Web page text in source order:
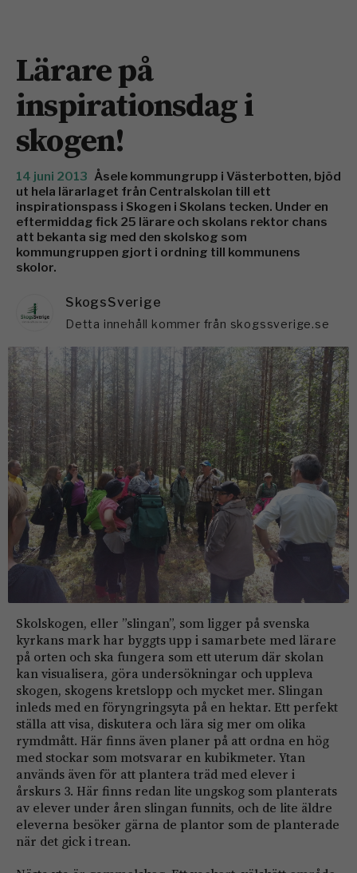
Lärare på
inspirationsdag i
skogen!
14 juni 2013 Åsele kommungrupp i Västerbotten, bjöd
ut hela lärarlaget från Centralskolan till ett
inspirationspass i Skogen i Skolans tecken. Under en
eftermiddag fick 25 lärare och skolans rektor chans
att bekanta sig med den skolskog som
kommungruppen gjort i ordning till kommunens
skolor.
SkogsSverige
Detta innehåll kommer från skogssverige.se
Skolskogen, eller ”slingan”, som ligger på svenska
kyrkans mark har byggts upp i samarbete med lärare
på orten och ska fungera som ett uterum där skolan
kan visualisera, göra undersökningar och uppleva
skogen, skogens kretslopp och mycket mer. Slingan
inleds med en föryngringsyta på en hektar. Ett perfekt
ställa att visa, diskutera och lära sig mer om olika
rymdmått. Här finns även planer på att ordna en hög
med stockar som motsvarar en kubikmeter. Ytan
används även för att plantera träd med elever i
årskurs 3. Här finns redan lite ungskog som planterats
av elever under åren slingan funnits, och de lite äldre
eleverna besöker gärna de plantor som de planterade
när det gick i trean.